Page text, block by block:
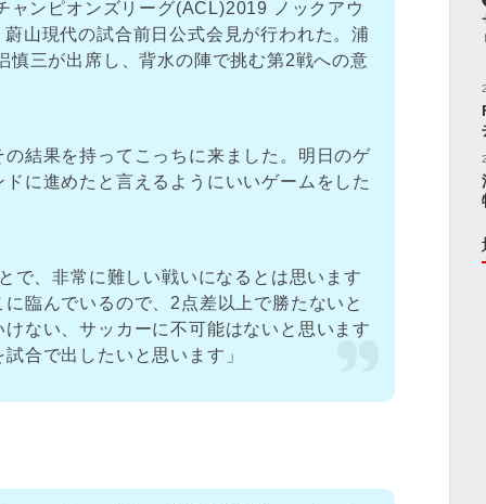
ャンピオンズリーグ(ACL)2019 ノックアウ
山現代の試合前日公式会見が行われた。浦
慎三が出席し、背水の陣で挑む第2戦への意
結果を持ってこっちに来ました。明日のゲ
に進めたと言えるようにいいゲームをした
で、非常に難しい戦いになるとは思います
臨んでいるので、2点差以上で勝たないと
ない、サッカーに不可能はないと思います
合で出したいと思います」